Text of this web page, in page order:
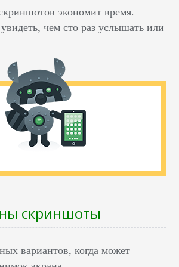
экономит время.
чем сто раз услышать или
скриншоты
вариантов, когда может